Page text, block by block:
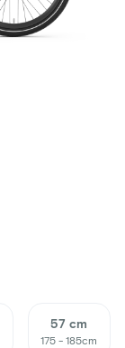
57 cm
175 - 185cm